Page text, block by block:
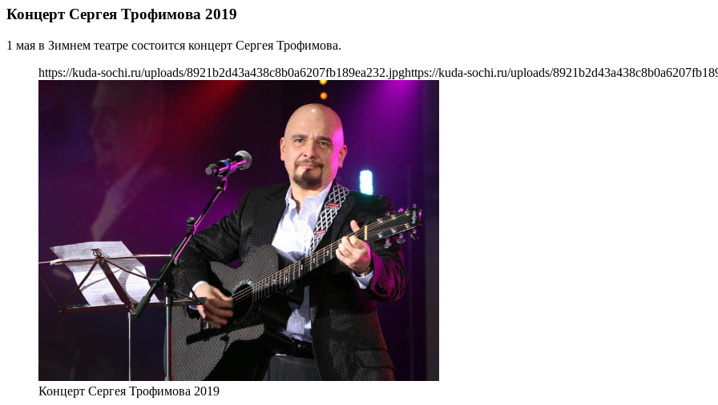
Концерт Сергея Трофимова 2019
1 мая в Зимнем театре состоится концерт Сергея Трофимова.
https://kuda-sochi.ru/uploads/8921b2d43a438c8b0a6207fb189ea232.jpghttps://kuda-sochi.ru/uploads/
Концерт Сергея Трофимова 2019